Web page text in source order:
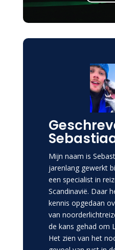
Mijn naam is
jarenlang gewerkt
een specialist in
Scandinavië. Daar
kennis opgedaan
van
de kans gehad om
Het zien van het